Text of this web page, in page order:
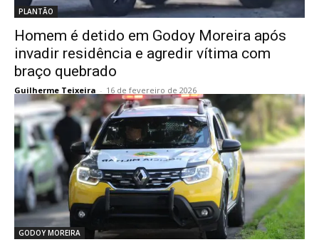
PLANTÃO
Homem é detido em Godoy Moreira após
invadir residência e agredir vítima com
braço quebrado
Guilherme Teixeira - 16 de fevereiro de 2026
GODOY MOREIRA